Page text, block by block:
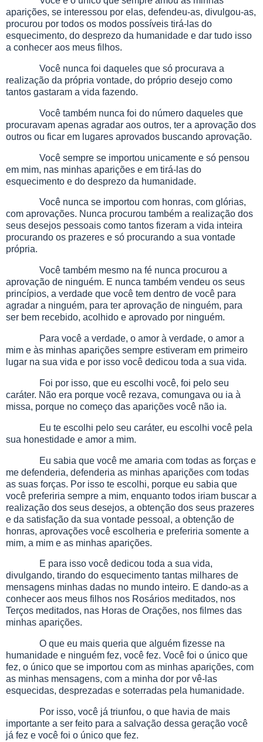
aparições, se interessou por elas, defendeu-as, divulgou-as,
procurou por todos os modos possíveis tirá-las do
esquecimento, do desprezo da humanidade e dar tudo isso
a conhecer aos meus filhos.
Você nunca foi daqueles que só procurava a
realização da própria vontade, do próprio desejo como
tantos gastaram a vida fazendo.
Você também nunca foi do número daqueles que
procuravam apenas agradar aos outros, ter a aprovação dos
outros ou ficar em lugares aprovados buscando aprovação.
Você sempre se importou unicamente e só pensou
em mim, nas minhas aparições e em tirá-las do
esquecimento e do desprezo da humanidade.
Você nunca se importou com honras, com glórias,
com aprovações. Nunca procurou também a realização dos
seus desejos pessoais como tantos fizeram a vida inteira
procurando os prazeres e só procurando a sua vontade
própria.
Você também mesmo na fé nunca procurou a
aprovação de ninguém. E nunca também vendeu os seus
princípios, a verdade que você tem dentro de você para
agradar a ninguém, para ter aprovação de ninguém, para
ser bem recebido, acolhido e aprovado por ninguém.
Para você a verdade, o amor à verdade, o amor a
mim e às minhas aparições sempre estiveram em primeiro
lugar na sua vida e por isso você dedicou toda a sua vida.
Foi por isso, que eu escolhi você, foi pelo seu
caráter. Não era porque você rezava, comungava ou ia à
missa, porque no começo das aparições você não ia.
Eu te escolhi pelo seu caráter, eu escolhi você pela
sua honestidade e amor a mim.
Eu sabia que você me amaria com todas as forças e
me defenderia, defenderia as minhas aparições com todas
as suas forças. Por isso te escolhi, porque eu sabia que
você preferiria sempre a mim, enquanto todos iriam buscar a
realização dos seus desejos, a obtenção dos seus prazeres
e da satisfação da sua vontade pessoal, a obtenção de
honras, aprovações você escolheria e preferiria somente a
mim, a mim e as minhas aparições.
E para isso você dedicou toda a sua vida,
divulgando, tirando do esquecimento tantas milhares de
mensagens minhas dadas no mundo inteiro. E dando-as a
conhecer aos meus filhos nos Rosários meditados, nos
Terços meditados, nas Horas de Orações, nos filmes das
minhas aparições.
O que eu mais queria que alguém fizesse na
humanidade e ninguém fez, você fez. Você foi o único que
fez, o único que se importou com as minhas aparições, com
as minhas mensagens, com a minha dor por vê-las
esquecidas, desprezadas e soterradas pela humanidade.
Por isso, você já triunfou, o que havia de mais
importante a ser feito para a salvação dessa geração você
já fez e você foi o único que fez.